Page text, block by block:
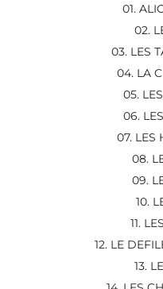
01.
02.
03. LES
04. LA
05.
06.
07. LES
08.
09.
10.
11.
12. LE
13.